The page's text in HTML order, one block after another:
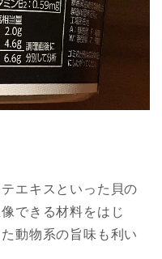
エキスといった貝の
できる材料をはじ
動物系の旨味も利い